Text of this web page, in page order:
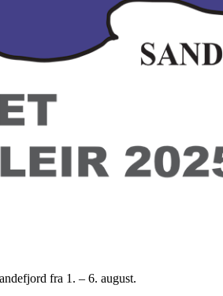
fra 1. – 6. august.